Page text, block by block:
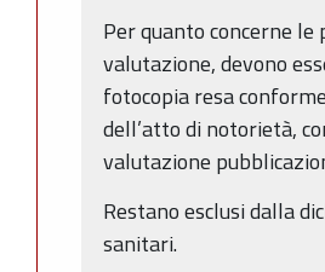
Per quanto concerne
valutazione, devono
fotocopia resa
dell’atto di notorietà,
valutazione
Restano esclusi dalla
sanitari.